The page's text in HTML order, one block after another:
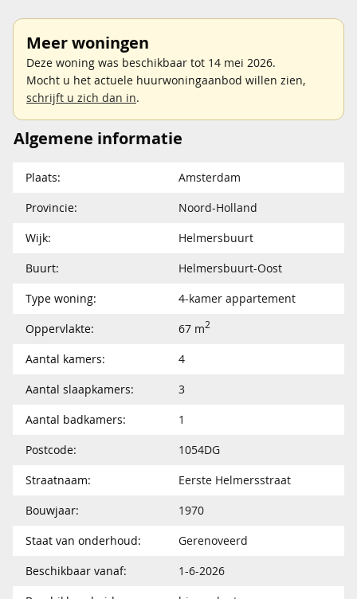
Meer woningen
Deze woning was beschikbaar tot 14 mei 2026.
Mocht u het actuele huurwoningaanbod willen zien,
schrijft u zich dan in.
Algemene informatie
Plaats:
Amsterdam
Provincie:
Noord-Holland
Wijk:
Helmersbuurt
Buurt:
Helmersbuurt-Oost
Type woning:
4-kamer appartement
Oppervlakte:
67 m2
Aantal kamers:
4
Aantal slaapkamers:
3
Aantal badkamers:
1
Postcode:
1054DG
Straatnaam:
Eerste Helmersstraat
Bouwjaar:
1970
Staat van onderhoud:
Gerenoveerd
Beschikbaar vanaf:
1-6-2026